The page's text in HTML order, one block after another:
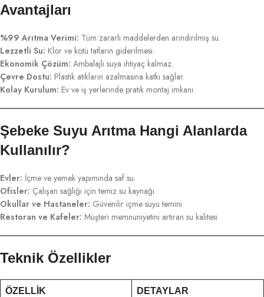
Avantajları
%99 Arıtma Verimi: Tüm zararlı maddelerden arındırılmış su.
Lezzetli Su: Klor ve kötü tatların giderilmesi.
Ekonomik Çözüm: Ambalajlı suya ihtiyaç kalmaz.
Çevre Dostu: Plastik atıkların azalmasına katkı sağlar.
Kolay Kurulum: Ev ve iş yerlerinde pratik montaj imkanı.
Şebeke Suyu Arıtma Hangi Alanlarda
Kullanılır?
Evler: İçme ve yemek yapımında saf su.
Ofisler: Çalışan sağlığı için temiz su kaynağı.
Okullar ve Hastaneler: Güvenilir içme suyu temini.
Restoran ve Kafeler: Müşteri memnuniyetini artıran su kalitesi.
Teknik Özellikler
ÖZELLIK DETAYLAR